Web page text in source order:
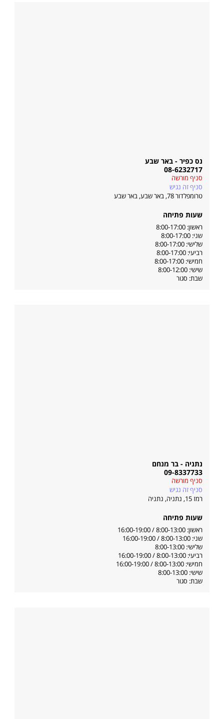
נס כפיר - באר שבע
08-6232717
סניף מורשה
סניף זה נגיש
טרומפלדור 78, באר שבע
,באר שבע
שעות פתיחה
ראשון: 8:00-17:00
שני: 8:00-17:00
שלישי: 8:00-17:00
רביעי: 8:00-17:00
חמישי: 8:00-17:00
שישי: 8:00-12:00
שבת: סגור
נתניה - בר מנחם
09-8337733
סניף מורשה
סניף זה נגיש
רמז 15, נתניה
, נתניה
שעות פתיחה
ראשון: 8:00-13:00 / 16:00-19:00
שני: 8:00-13:00 / 16:00-19:00
שלישי: 8:00-13:00
רביעי: 8:00-13:00 / 16:00-19:00
חמישי: 8:00-13:00 / 16:00-19:00
שישי: 8:00-13:00
שבת: סגור